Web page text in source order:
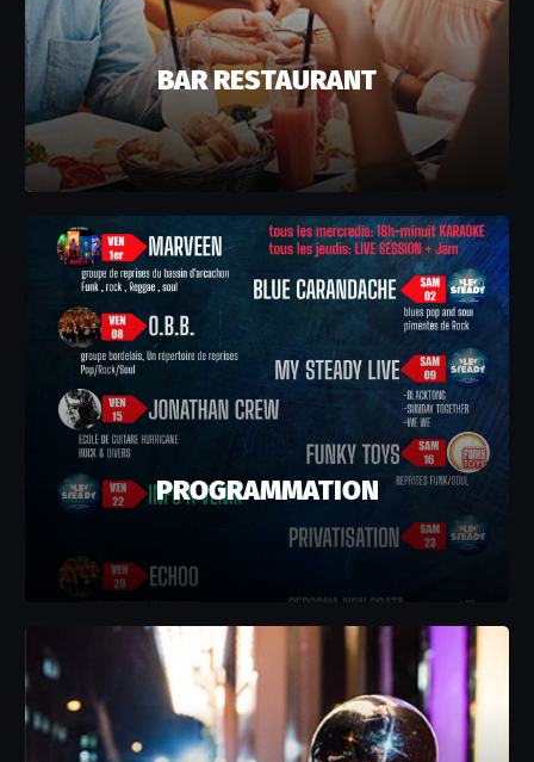
BAR RESTAURANT
PROGRAMMATION